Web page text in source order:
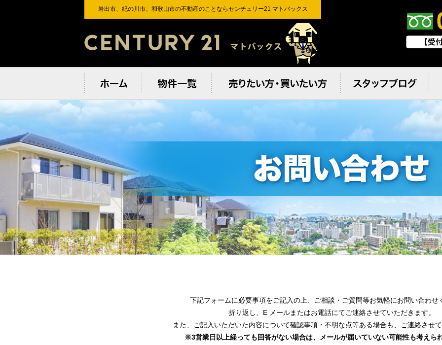
岩出市、紀の川市、和歌⼭市の不動産のことならセンチュリー21 マトバックス
下記フォームに必要事項をご記⼊の上、ご相談・ご質問等お気軽にお問い合わせ
折り返し、E メールまたはお電話にてご連絡させていただきます。
また、ご記⼊いただいた内容について確認事項・不明な点等ある場合も、ご連絡させ
※3営業⽇以上経っても回答がない場合は、メールが届いていない可能性も考えら